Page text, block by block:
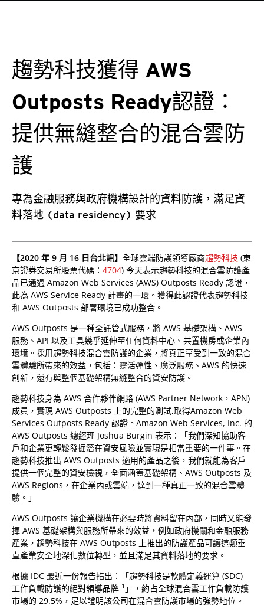
趨勢科技獲得 AWS
Outposts Ready認證：
提供無縫整合的混合雲防
護
專為金融服務與政府機構設計的資料防護，滿足資
料落地 (data residency) 要求
【2020 年 9 月 16 日台北訊】 全球雲端防護領導廠商趨勢科技 (東
京證券交易所股票代碼： 4704) 今天表示趨勢科技的混合雲防護產
品已通過 Amazon Web Services (AWS) Outposts Ready 認證，
此為 AWS Service Ready 計畫的一環。獲得此認證代表趨勢科技
和 AWS Outposts 部署環境已成功整合。
AWS Outposts 是一種全託管式服務，將 AWS 基礎架構、AWS
服務、API 以及工具幾乎延伸至任何資料中心、共置機房或企業內
環境。採用趨勢科技混合雲防護的企業，將真正享受到一致的混合
雲體驗所帶來的效益，包括：靈活彈性、廣泛服務、AWS 的快速
創新，還有與整個基礎架構無縫整合的資安防護。
趨勢科技身為 AWS 合作夥伴網路 (AWS Partner Network，APN)
成員，實現 AWS Outposts 上的完整的測試,取得Amazon Web
Services Outposts Ready 認證。Amazon Web Services, Inc. 的
AWS Outposts 總經理 Joshua Burgin 表示：「我們深知協助客
戶和企業更輕鬆發掘潛在資安風險並實現是相當重要的一件事。在
趨勢科技推出 AWS Outposts 適用的產品之後，我們就能為客戶
提供一個完整的資安檢視，全面涵蓋基礎架構、AWS Outposts 及
AWS Regions，在企業內或雲端，達到一種真正一致的混合雲體
驗。」
AWS Outposts 讓企業機構在必要時將資料留在內部，同時又能發
揮 AWS 基礎架構與服務所帶來的效益，例如政府機關和金融服務
產業，趨勢科技在 AWS Outposts 上推出的防護產品可讓這類垂
直產業安全地深化數位轉型，並且滿足其資料落地的要求。
根據 IDC 最近一份報告指出：「趨勢科技是軟體定義運算 (SDC)
工作負載防護的絕對領導品牌 1 」，約占全球混合雲工作負載防護
市場的 29.5%，足以證明該公司在混合雲防護市場的強勢地位。